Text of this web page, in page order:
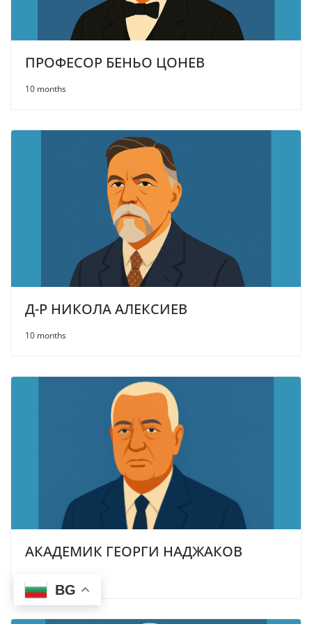
ПРОФЕСОР БЕНЬО ЦОНЕВ
10 months
Д-Р НИКОЛА АЛЕКСИЕВ
10 months
АКАДЕМИК ГЕОРГИ НАДЖАКОВ
BG